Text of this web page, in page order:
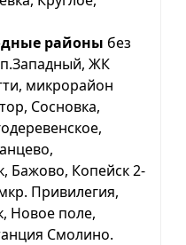
районы без
ЖК
микрорайон
Сосновка,
Бажово, Копейск 2-
Привилегия,
Новое поле,
Смолино.